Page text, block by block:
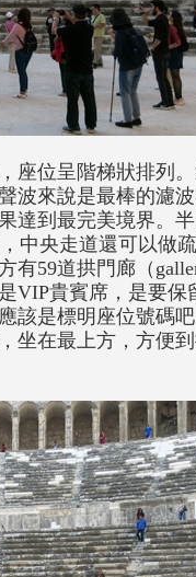
座位呈階梯狀排列
波來說是最棒的濾
達到最完美境界。
中央走道還可以做
有59道拱門廊（
VIP貴賓席，是要保
該是標明座位號碼吧
坐在最上方，方便